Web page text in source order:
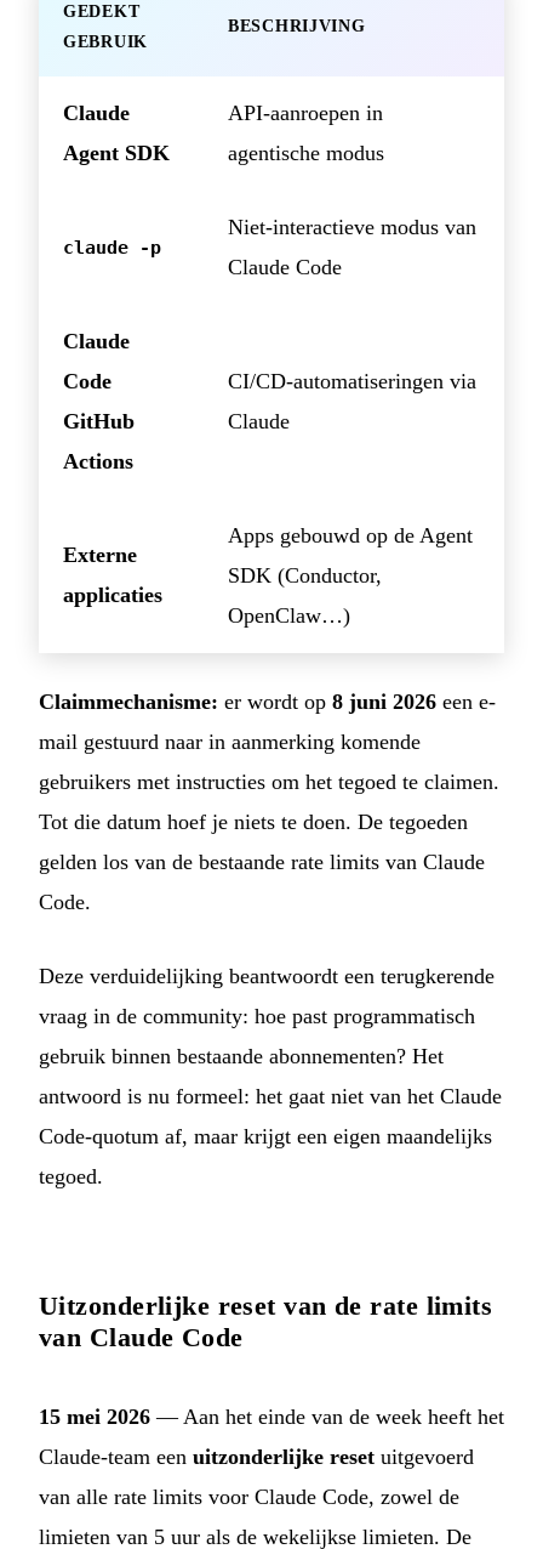
GEDEKT
GEBRUIK
BESCHRIJVING
Claude
Agent SDK
API-aanroepen in
agentische modus
claude -p
Niet-interactieve modus van
Claude Code
Claude
Code
GitHub
Actions
CI/CD-automatiseringen via
Claude
Externe
applicaties
Apps gebouwd op de Agent
SDK (Conductor,
OpenClaw…)
Claimmechanisme: er wordt op 8 juni 2026 een e-
mail gestuurd naar in aanmerking komende
gebruikers met instructies om het tegoed te claimen.
Tot die datum hoef je niets te doen. De tegoeden
gelden los van de bestaande rate limits van Claude
Code.
Deze verduidelijking beantwoordt een terugkerende
vraag in de community: hoe past programmatisch
gebruik binnen bestaande abonnementen? Het
antwoord is nu formeel: het gaat niet van het Claude
Code-quotum af, maar krijgt een eigen maandelijks
tegoed.
Uitzonderlijke reset van de rate limits
van Claude Code
15 mei 2026 — Aan het einde van de week heeft het
Claude-team een uitzonderlijke reset uitgevoerd
van alle rate limits voor Claude Code, zowel de
limieten van 5 uur als de wekelijkse limieten. De